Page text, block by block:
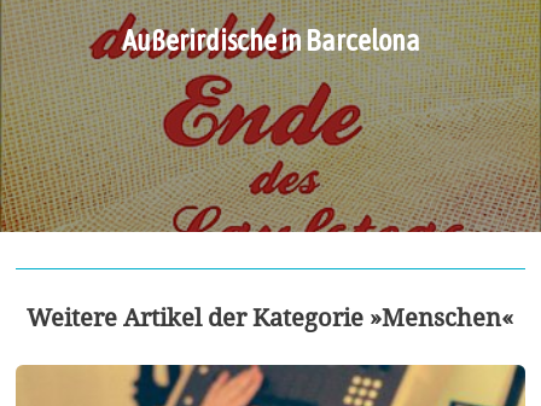
Außerirdische in Barcelona
Weitere Artikel der Kategorie »Menschen«